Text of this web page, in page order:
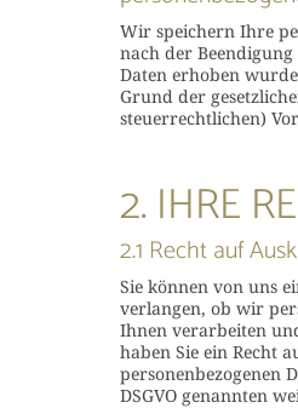
Wir speichern Ihre
nach der
Daten erhoben
Grund der
steuerrechtlichen)
2. IHRE
2.1 Recht auf
Sie können von uns
verlangen, ob wir
Ihnen verarbeiten
haben Sie ein Recht
personenbezogenen
DSGVO genannten